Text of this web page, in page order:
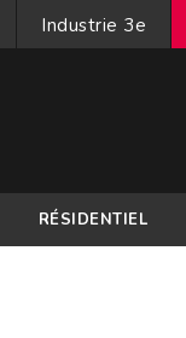
Industrie 3e
RÉSIDENTIEL